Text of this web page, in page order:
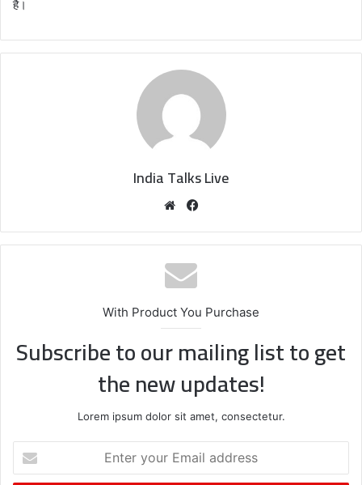
है।
India Talks Live
We
te
bo
With Product You Purchase
Subscribe to our mailing list to get
the new updates!
Lorem ipsum dolor sit amet, consectetur.